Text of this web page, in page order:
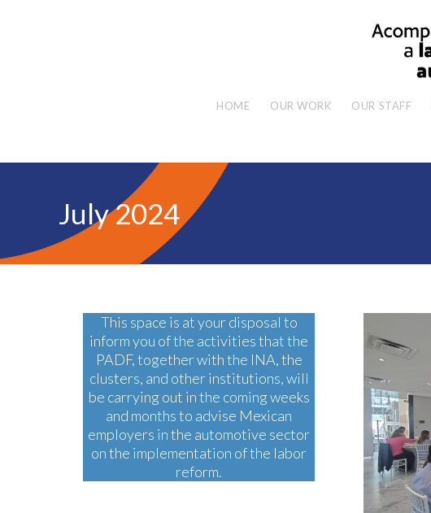
HOME OUR WORK OUR STAFF
July 2024
This space is at your disposal to
inform you of the activities that the
PADF, together with the INA, the
clusters, and other institutions, will
be carrying out in the coming weeks
and months to advise Mexican
employers in the automotive sector
on the implementation of the labor
reform.